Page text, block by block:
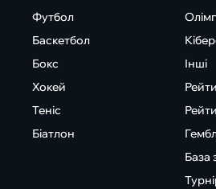
Футбол
Баскетбол
Бокс
Хокей
Теніс
Біатлон
Інші
База